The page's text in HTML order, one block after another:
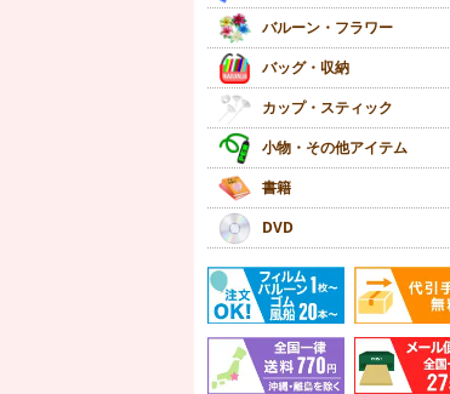
バルーン・フラワー
バッグ・収納
カップ・スティック
小物・その他アイテム
書籍
DVD